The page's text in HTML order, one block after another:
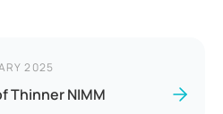
2025
Thinner NIMM